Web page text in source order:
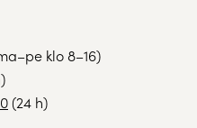
klo 8–16)
(24 h)